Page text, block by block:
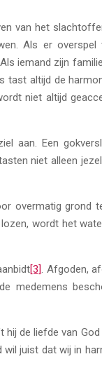
van het
Als er overspel
iemand zijn
tast altijd de
niet altijd
aan. Een
niet alleen
overmatig grond
wordt het
[3] . Afgoden,
medemens
hij de liefde van
juist dat wij in